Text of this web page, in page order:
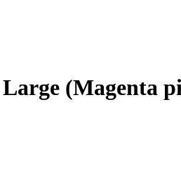
(Magenta